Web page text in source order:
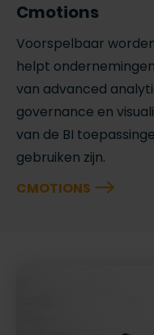
Cmotions
Voorspelbaar
helpt
van advanced
governance en
van de BI
gebruiken zijn.
CMOTIONS